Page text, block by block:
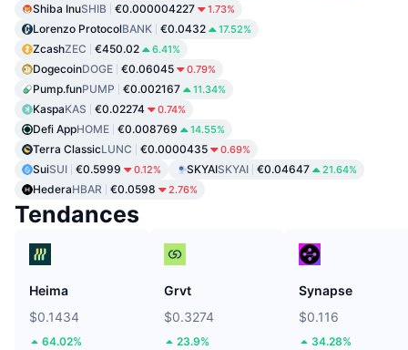
Shiba InuSHIB €0.000004227 1.73%
Lorenzo ProtocolBANK €0.0432 17.52%
ZcashZEC €450.02 6.41%
DogecoinDOGE €0.06045 0.79%
Pump.funPUMP €0.002167 11.34%
KaspaKAS €0.02274 0.74%
Defi AppHOME €0.008769 14.55%
Terra ClassicLUNC €0.0000435 0.69%
SuiSUI €0.5999 0.12% SKYAISKYAI €0.04647 21.64%
HederaHBAR €0.0598 2.76%
Tendances
Heima
$0.1434
64.02%
Grvt
$0.3274
23.9%
Synapse
$0.116
34.28%